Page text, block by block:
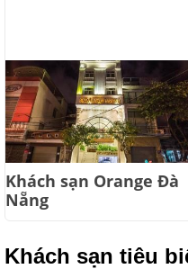
Khách sạn Orange Đà
Nẵng
Khách sạn tiêu